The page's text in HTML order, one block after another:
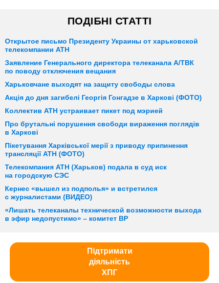
ПОДІБНІ СТАТТІ
Открытое письмо Президенту Украины от харьковской
телекомпании АТН
Заявление Генерального директора телеканала А/ТВК
по поводу отключения вещания
Харьковчане выходят на защиту свободы слова
Акція до дня загибелі Георгія Гонгадзе в Харкові (ФОТО)
Коллектив АТН устраивает пикет под мэрией
Про брутальні порушення свободи вираження поглядів
в Харкові
Пікетування Харківської мерії з приводу припинення
трансляції АТН (ФОТО)
Телекомпания АТН (Харьков) подала в суд иск
на городскую СЭС
Кернес «вышел из подполья» и встретился
с журналистами (ВИДЕО)
«Лишать телеканалы технической возможности выхода
в эфир недопустимо» – комитет ВР
Підтримати
діяльність
ХПГ